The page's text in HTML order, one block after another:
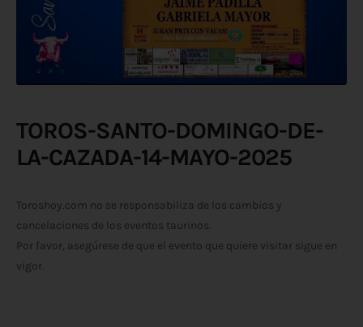
TOROS-SANTO-DOMINGO-DE-
LA-CAZADA-14-MAYO-2025
Toroshoy.com no se responsabiliza de los cambios y
cancelaciones de los eventos taurinos.
Por favor, asegúrese de que el evento que quiere visitar sigue en
vigor.